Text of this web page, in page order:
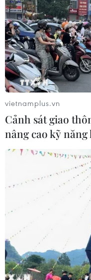
vietnamplus.vn
Cảnh sát giao
nâng cao kỹ